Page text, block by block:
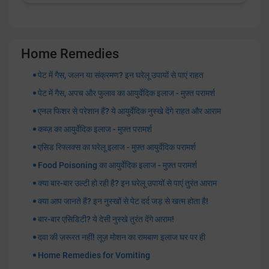
Home Remedies
पेट में गैस, जलन या संक्रमण? इन घरेलू उपायों से पाएं राहत
पेट में गैस, अपच और फुलाव का आयुर्वेदिक इलाज - मुफ़्त परामर्श
एनल फिशर से परेशान हैं? ये आयुर्वेदिक नुस्खे देंगे राहत और आराम
कब्ज़ का आयुर्वेदिक इलाज - मुफ़्त परामर्श
एसिड रिफ्लक्स का घरेलू इलाज - मुफ़्त आयुर्वेदिक परामर्श
Food Poisoning का आयुर्वेदिक इलाज - मुफ़्त परामर्श
क्या बार-बार उल्टी हो रही है? इन घरेलू उपायों से पाएं तुरंत आराम
क्या आप जानते हैं? इन नुस्खों से पेट दर्द जड़ से खत्म होता है!
बार-बार एसिडिटी? ये देसी नुस्खे तुरंत देंगे आराम!
दवा की ज़रूरत नहीं! लूज़ मोशन का रामबाण इलाज घर पर ही
Home Remedies for Vomiting